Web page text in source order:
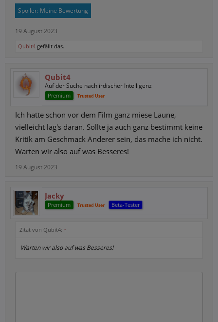
Spoiler: Meine Bewertung
19 August 2023
Qubit4 gefällt das.
Qubit4
Auf der Suche nach irdischer Intelligenz
Premium Trusted User
Ich hatte schon vor dem Film ganz miese Laune,
vielleicht lag's daran. Sollte ja auch ganz bestimmt keine
Kritik am Geschmack Anderer sein, das mache ich nicht.
Warten wir also auf was Besseres!
19 August 2023
Jacky
Premium Trusted User Beta-Tester
Zitat von Qubit4: ↑
Warten wir also auf was Besseres!